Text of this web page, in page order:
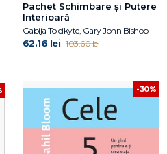
Pachet Schimbare și Putere
Interioară
Gabija Toleikyte, Gary John Bishop
62.16 lei 103.60 lei
-30%